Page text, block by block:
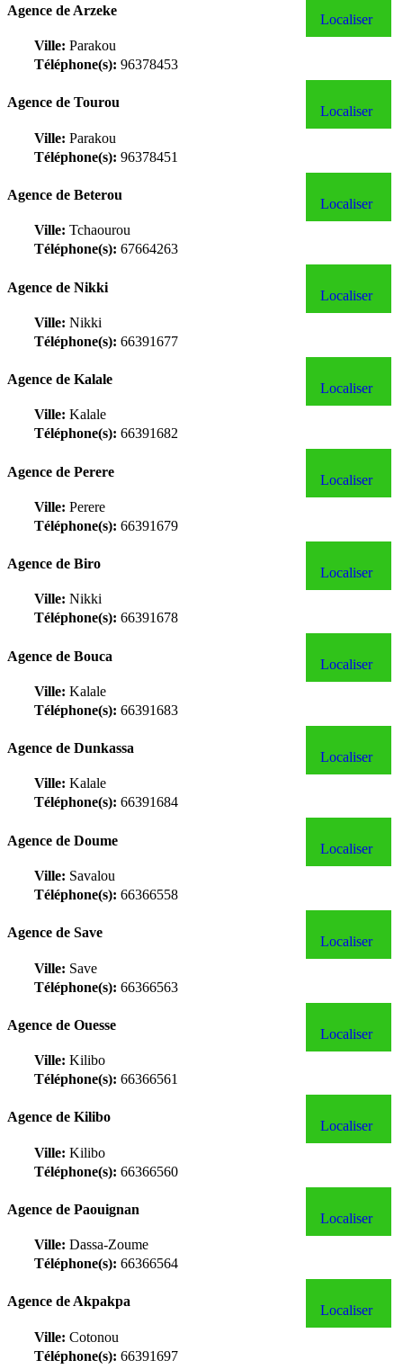
Agence de Arzeke
Ville: Parakou
Téléphone(s): 96378453
Localiser
Agence de Tourou
Ville: Parakou
Téléphone(s): 96378451
Localiser
Agence de Beterou
Ville: Tchaourou
Téléphone(s): 67664263
Localiser
Agence de Nikki
Ville: Nikki
Téléphone(s): 66391677
Localiser
Agence de Kalale
Ville: Kalale
Téléphone(s): 66391682
Localiser
Agence de Perere
Ville: Perere
Téléphone(s): 66391679
Localiser
Agence de Biro
Ville: Nikki
Téléphone(s): 66391678
Localiser
Agence de Bouca
Ville: Kalale
Téléphone(s): 66391683
Localiser
Agence de Dunkassa
Ville: Kalale
Téléphone(s): 66391684
Localiser
Agence de Doume
Ville: Savalou
Téléphone(s): 66366558
Localiser
Agence de Save
Ville: Save
Téléphone(s): 66366563
Localiser
Agence de Ouesse
Ville: Kilibo
Téléphone(s): 66366561
Localiser
Agence de Kilibo
Ville: Kilibo
Téléphone(s): 66366560
Localiser
Agence de Paouignan
Ville: Dassa-Zoume
Téléphone(s): 66366564
Localiser
Agence de Akpakpa
Ville: Cotonou
Téléphone(s): 66391697
Localiser